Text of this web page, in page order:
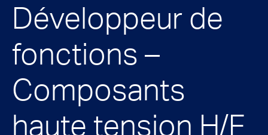
Développeur de
fonctions –
Composants
haute tension H/F